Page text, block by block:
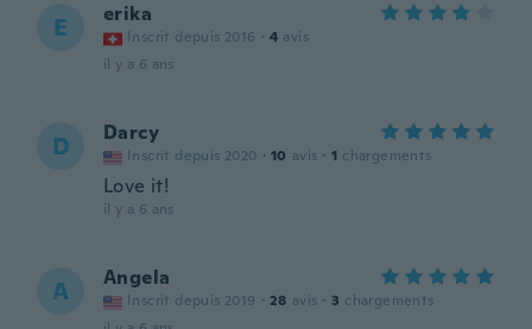
E erika
Inscrit depuis 2016 · 4 avis
il y a 6 ans
D Darcy
Inscrit depuis 2020 · 10 avis · 1 chargements
Love it!
il y a 6 ans
A Angela
Inscrit depuis 2019 · 28 avis · 3 chargements